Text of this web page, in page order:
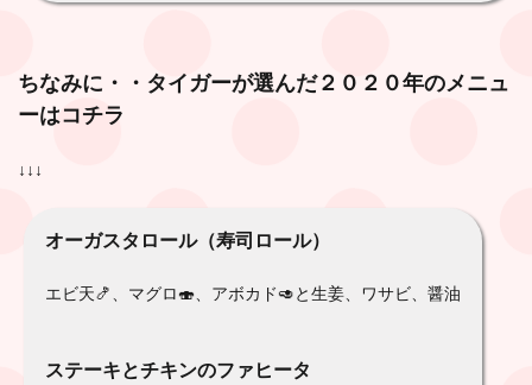
ちなみに・・タイガーが選んだ２０２０年のメニュ
ーはコチラ
↓↓↓
オーガスタロール（寿司ロール）
エビ天🍤、マグロ🍣、アボカド🥑と生姜、ワサビ、醤油
ステーキとチキンのファヒータ